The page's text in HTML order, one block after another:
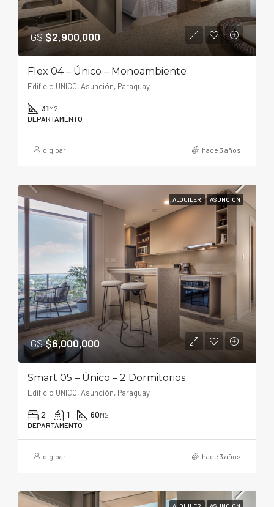
GS$2,900,000
Flex 04 – Único – Monoambiente
Edificio UNICO, Asunción, Paraguay
31M2
DEPARTAMENTO
digipar hace 3 años
ALQUILER ASUNCION
GS$6,000,000
Smart 05 – Único – 2 Dormitorios
Edificio UNICO, Asunción, Paraguay
2 1 60M2
DEPARTAMENTO
digipar hace 3 años